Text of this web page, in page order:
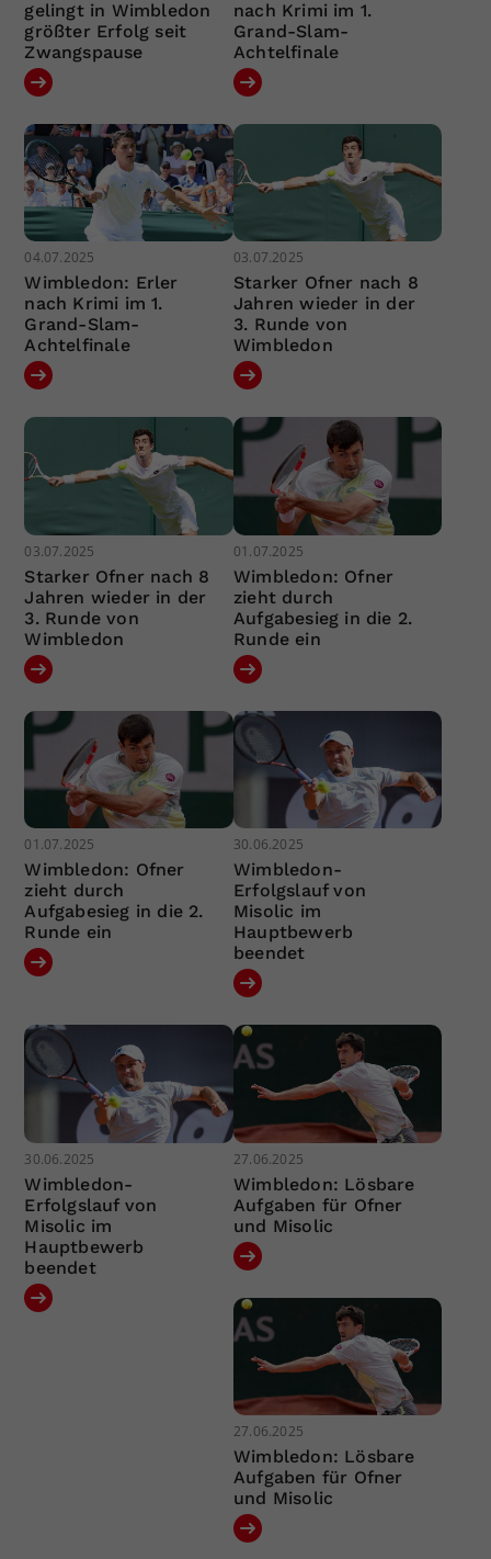
gelingt in Wimbledon
größter Erfolg seit
Zwangspause
nach Krimi im 1.
Grand-Slam-
Achtelfinale
04.07.2025
Wimbledon: Erler
nach Krimi im 1.
Grand-Slam-
Achtelfinale
03.07.2025
Starker Ofner nach 8
Jahren wieder in der
3. Runde von
Wimbledon
03.07.2025
Starker Ofner nach 8
Jahren wieder in der
3. Runde von
Wimbledon
01.07.2025
Wimbledon: Ofner
zieht durch
Aufgabesieg in die 2.
Runde ein
01.07.2025
Wimbledon: Ofner
zieht durch
Aufgabesieg in die 2.
Runde ein
30.06.2025
Wimbledon-
Erfolgslauf von
Misolic im
Hauptbewerb
beendet
30.06.2025
Wimbledon-
Erfolgslauf von
Misolic im
Hauptbewerb
beendet
27.06.2025
Wimbledon: Lösbare
Aufgaben für Ofner
und Misolic
27.06.2025
Wimbledon: Lösbare
Aufgaben für Ofner
und Misolic